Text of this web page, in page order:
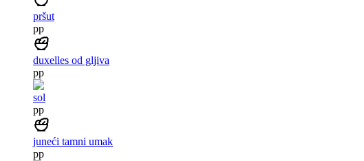
pršut
pp
duxelles od gljiva
pp
sol
pp
juneći tamni umak
pp